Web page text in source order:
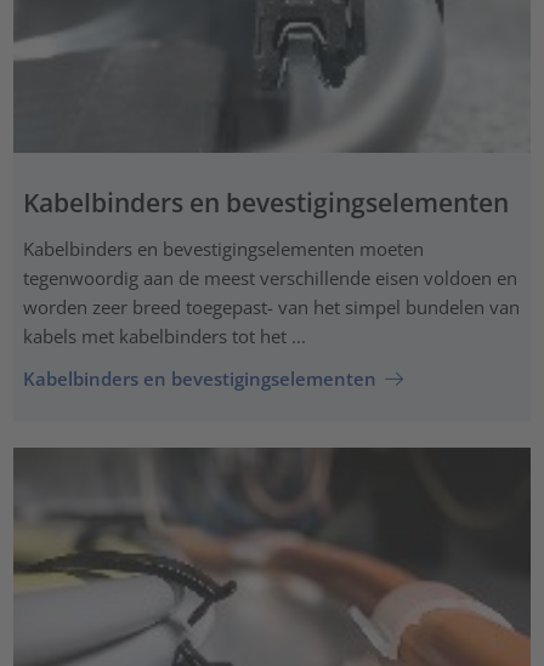
Kabelbinders en bevestigingselementen
Kabelbinders en bevestigingselementen moeten
tegenwoordig aan de meest verschillende eisen voldoen en
worden zeer breed toegepast- van het simpel bundelen van
kabels met kabelbinders tot het ...
Kabelbinders en bevestigingselementen